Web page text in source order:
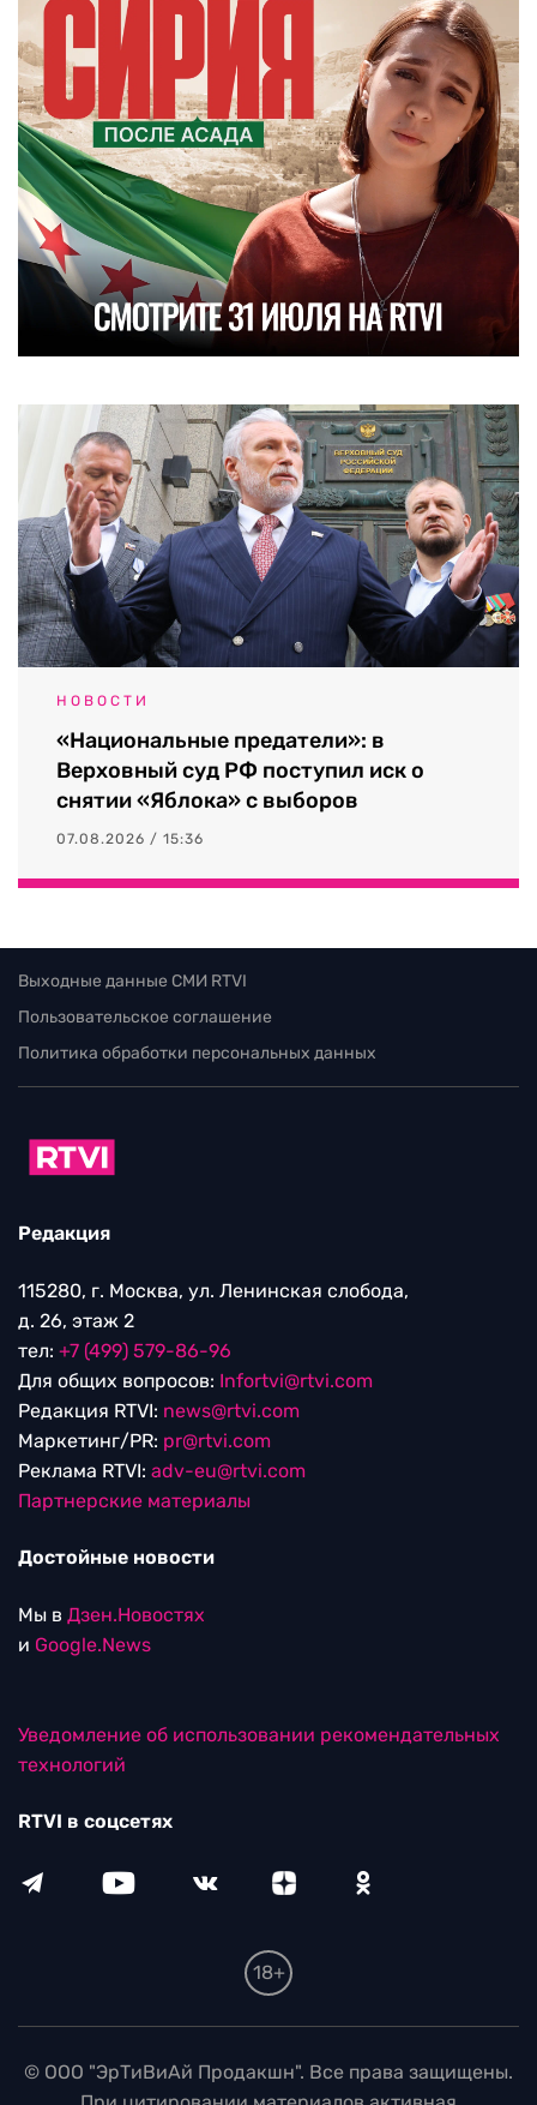
НОВОСТИ
«Национальные предатели»: в
Верховный суд РФ поступил иск о
снятии «Яблока» с выборов
07.08.2026 / 15:36
Выходные данные СМИ RTVI
Пользовательское соглашение
Политика обработки персональных данных
Редакция
115280, г. Москва, ул. Ленинская слобода,
д. 26, этаж 2
тел: +7 (499) 579-86-96
Для общих вопросов: Infortvi@rtvi.com
Редакция RTVI: news@rtvi.com
Маркетинг/PR: pr@rtvi.com
Реклама RTVI: adv-eu@rtvi.com
Партнерские материалы
Достойные новости
Мы в Дзен.Новостях
и Google.News
Уведомление об использовании рекомендательных
технологий
RTVI в соцсетях
18+
© ООО "ЭрТиВиАй Продакшн". Все права защищены.